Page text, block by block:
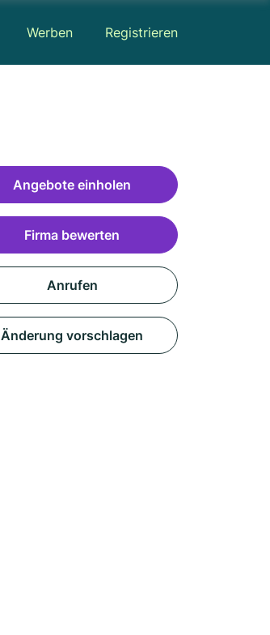
Werben Registrieren
Angebote einholen
Firma bewerten
Anrufen
Änderung vorschlagen